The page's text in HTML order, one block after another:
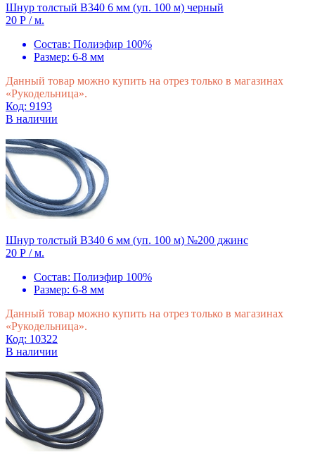
Шнур толстый В340 6 мм (уп. 100 м) черный
20 Р / м.
Состав: Полиэфир 100%
Размер: 6-8 мм
Данный товар можно купить на отрез только в магазинах
«Рукодельница».
Код: 9193
В наличии
Шнур толстый В340 6 мм (уп. 100 м) №200 джинс
20 Р / м.
Состав: Полиэфир 100%
Размер: 6-8 мм
Данный товар можно купить на отрез только в магазинах
«Рукодельница».
Код: 10322
В наличии